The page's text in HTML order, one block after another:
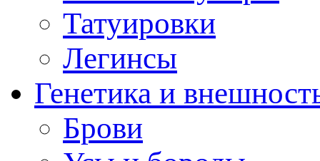
Татуировки
Легинсы
Генетика и
Брови